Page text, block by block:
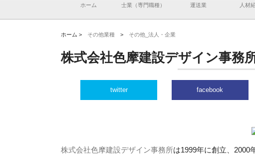
ホーム 士業（専門職種） 運送業 人材
ホーム > その他業種 > その他_法人・企業
株式会社色摩建設デザイン事務
twitter facebook
株式会社色摩建設デザイン事務所は1999年に創立、2000